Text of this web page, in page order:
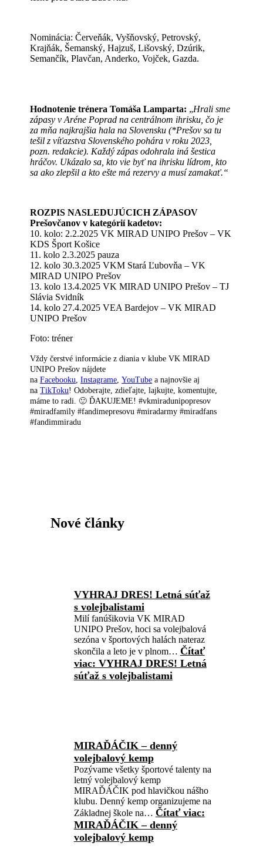
Nominácia: Červeňák, Vyšňovský, Petrovský,
Krajňák, Šemanský, Hajzuš, Lišovský, Dzúrik,
Semančík, Plavčan, Anderko, Vojček, Gazda.
Hodnotenie trénera Tomáša Lamparta: „Hrali sme
zápasy v Aréne Poprad na centrálnom ihrisku, čo je
za mňa najkrajšia hala na Slovensku (*Prešov sa tu
tešil z víťazstva Slovenského pohára v roku 2023,
pozn. redakcie). Každý zápas odohrala iná šestica
hráčov. Ukázalo sa, kto vie byť na ihrisku lídrom, kto
sa ako zlepšil a kto ešte má rezervy a musí zamakať.“
ROZPIS NASLEDUJÚCICH ZÁPASOV
Prešovčanov v kategórií kadetov:
10. kolo: 2.2.2025 VK MIRAD UNIPO Prešov – VK
KDS Šport Košice
11. kolo 2.3.2025 pauza
12. kolo 30.3.2025 VKM Stará Ľubovňa – VK
MIRAD UNIPO Prešov
13. kolo 13.4.2025 VK MIRAD UNIPO Prešov – TJ
Slávia Svidník
14. kolo 27.4.2025 VEA Bardejov – VK MIRAD
UNIPO Prešov
Foto: tréner
Vždy čerstvé informácie z diania v klube VK MIRAD
UNIPO Prešov nájdete
naFacebooku,Instagrame,YouTube a najnovšie aj
naTikToku! Odoberajte, zdieľajte, lajkujte, komentujte,
máme to radi. 🙂 ĎAKUJEME! #vkmiradunipopresov
#miradfamily #fandimepresovu #miradarmy #miradfans
#fandimmiradu
Nové články
VYHRAJ DRES! Letná súťaž
s volejbalistami
Milí fanúšikovia VK MIRAD
UNIPO Prešov, hoci sa volejbalová
sezóna v športových halách nateraz
skončila a leto je v plnom… Čítať
viac: VYHRAJ DRES! Letná
súťaž s volejbalistami
MIRAĎÁČIK – denný
volejbalový kemp
Pozývame všetky športové talenty na
letný volejbalový kemp
MIRAĎÁČIK pod hlavičkou nášho
klubu. Denný kemp organizujeme na
Základnej škole na… Čítať viac:
MIRAĎÁČIK – denný
volejbalový kemp